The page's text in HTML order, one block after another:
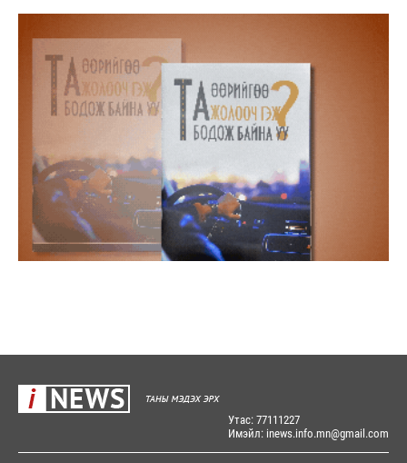
Утас: 77111227
Имэйл: inews.info.mn@gmail.com